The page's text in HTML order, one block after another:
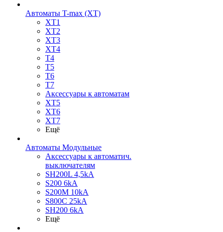
Автоматы T-max (XT)
XT1
XT2
XT3
XT4
T4
T5
T6
T7
Аксессуары к автоматам
XT5
XT6
XT7
Ещё
Автоматы Модульные
Аксессуары к автоматич.
выключателям
SH200L 4,5kA
S200 6kA
S200M 10kA
S800C 25kA
SH200 6kA
Ещё